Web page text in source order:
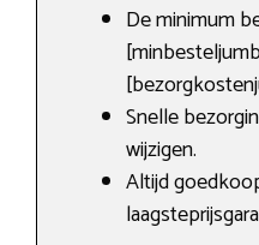
De minimum
Snelle
wijzigen.
Altijd